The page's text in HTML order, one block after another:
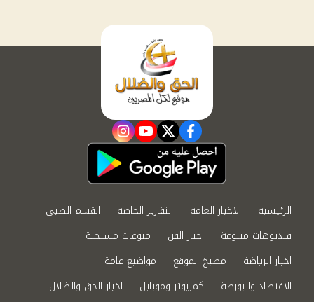
facebook
twitter
youtube
instagram
الرئيسية الاخبار العامة التقارير الخاصة
القسم الطبي
فيديوهات متنوعة
اخبار الفن
منوعات مسيحية
اخبار الرياضة
مطبخ الموقع
مواضيع عامة
الاقتصاد والبورصة
كمبيوتر وموبايل
اخبار الحق والضلال